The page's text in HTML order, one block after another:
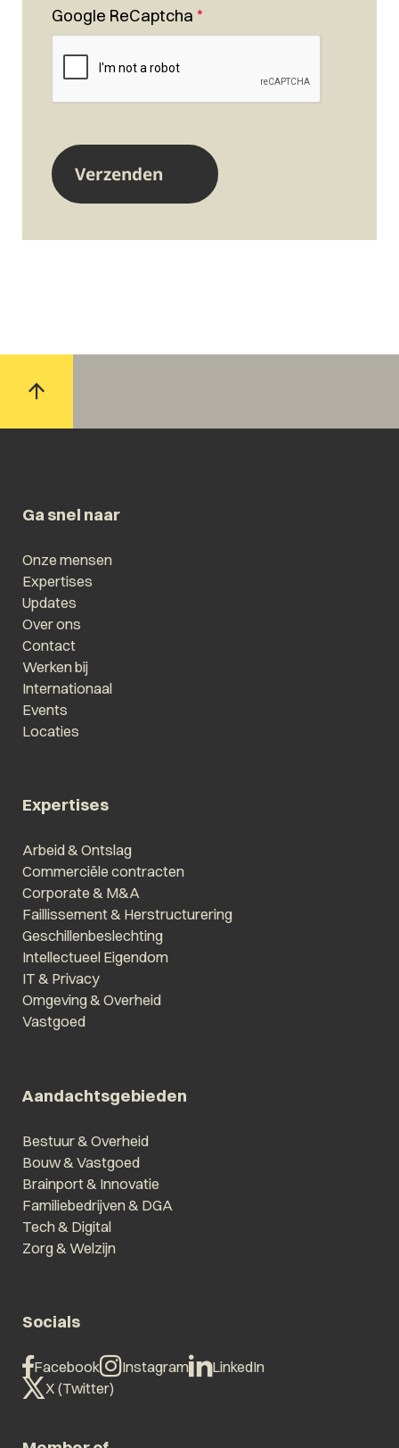
Google ReCaptcha *
Ga snel naar
Onze mensen
Expertises
Updates
Over ons
Contact
Werken bij
Internationaal
Events
Locaties
Expertises
Arbeid & Ontslag
Commerciële contracten
Corporate & M&A
Faillissement & Herstructurering
Geschillenbeslechting
Intellectueel Eigendom
IT & Privacy
Omgeving & Overheid
Vastgoed
Aandachtsgebieden
Bestuur & Overheid
Bouw & Vastgoed
Brainport & Innovatie
Familiebedrijven & DGA
Tech & Digital
Zorg & Welzijn
Socials
Facebook Instagram
LinkedIn
X (Twitter)